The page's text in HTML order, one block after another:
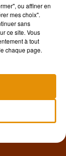
& tatouages
ou affiner en
mes choix".
sans
ce site. Vous
à tout
chaque page.